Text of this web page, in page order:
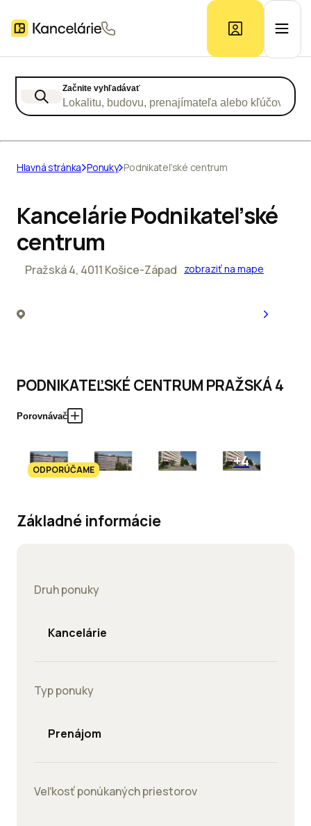
Prieskum trhu
Začnite vyhľadávať
Lokalitu, budovu, prenajímateľa alebo kľúčové
Hlavná stránka Ponuky Podnikateľské centrum
Kancelárie Podnikateľské
centrum
Pražská 4, 4011 Košice-Západ zobraziť na mape
PODNIKATEĽSKÉ CENTRUM PRAŽSKÁ 4
Porovnávač
ODPORÚČAME +4
Základné informácie
Druh ponuky
Kancelárie
Typ ponuky
Prenájom
Veľkosť ponúkaných priestorov